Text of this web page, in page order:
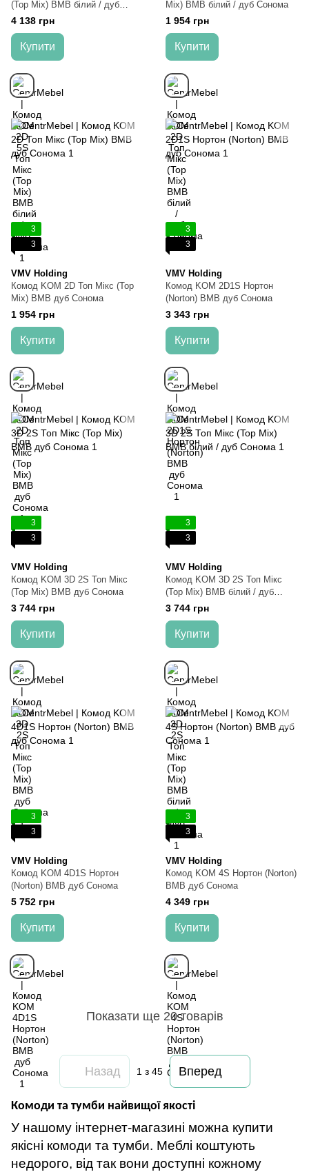
(Top Mix) ВМВ білий / дуб
Сонома
4 138 грн
Купити
Mix) ВМВ білий / дуб Сонома
1 954 грн
Купити
3
3
VMV Holding
Комод KOM 2D Топ Мікс (Top
Mix) ВМВ дуб Сонома
1 954 грн
Купити
3
3
VMV Holding
Комод KOM 2D1S Нортон
(Norton) ВМВ дуб Сонома
3 343 грн
Купити
3
3
VMV Holding
Комод KOM 3D 2S Топ Мікс
(Top Mix) ВМВ дуб Сонома
3 744 грн
Купити
3
3
VMV Holding
Комод KOM 3D 2S Топ Мікс
(Top Mix) ВМВ білий / дуб
Сонома
3 744 грн
Купити
3
3
VMV Holding
Комод KOM 4D1S Нортон
(Norton) ВМВ дуб Сонома
5 752 грн
Купити
3
3
VMV Holding
Комод KOM 4S Нортон (Norton)
ВМВ дуб Сонома
4 349 грн
Купити
Показати ще 20 товарів
Назад 1 з 45 Вперед
Комоди та тумби найвищої якості
У нашому інтернет-магазині можна купити
якісні комоди та тумби. Меблі коштують
недорого, від так вони доступні кожному